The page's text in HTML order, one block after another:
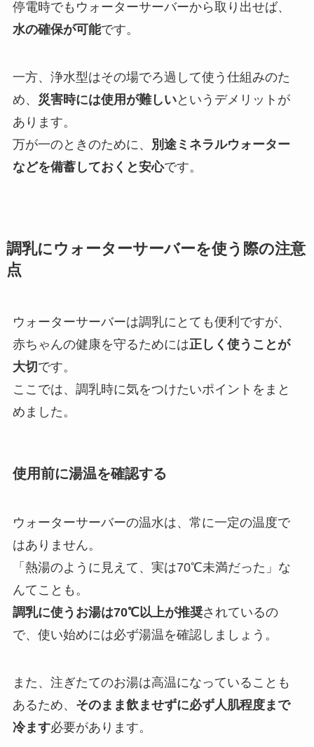
停電時でもウォーターサーバーから取り出せば、
水の確保が可能です。
一方、浄水型はその場でろ過して使う仕組みのた
め、 災害時には使用が難しいというデメリットが
あります。
万が一のときのために、
別途ミネラルウォーター
などを備蓄しておくと安心です。
調乳にウォーターサーバーを使う際の注意
点
ウォーターサーバーは調乳にとても便利ですが、
赤ちゃんの健康を守るためには正しく使うことが
大切 です。
ここでは、調乳時に気をつけたいポイントをまと
めました。
使用前に湯温を確認する
ウォーターサーバーの温水は、常に一定の温度で
はありません。
「熱湯のように見えて、実は70℃未満だった」な
んてことも。
調乳に使うお湯は70℃以上が推奨されているの
で、使い始めには必ず湯温を確認しましょう。
また、注ぎたてのお湯は高温になっていることも
あるため、 そのまま飲ませずに必ず人肌程度まで
冷ます必要があります。